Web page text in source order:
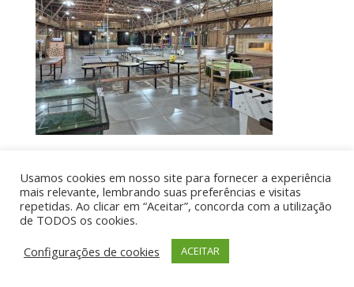
Por aí de Barraca - direitos reservados - Desenvolvido
por UIA WEB
Usamos cookies em nosso site para fornecer a experiência
mais relevante, lembrando suas preferências e visitas
repetidas. Ao clicar em “Aceitar”, concorda com a utilização
de TODOS os cookies.
Configurações de cookies
ACEITAR